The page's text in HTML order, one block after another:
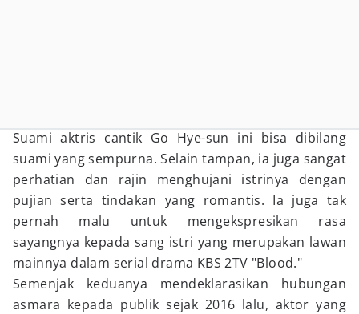
Suami aktris cantik Go Hye-sun ini bisa dibilang
suami yang sempurna. Selain tampan, ia juga sangat
perhatian dan rajin menghujani istrinya dengan
pujian serta tindakan yang romantis. Ia juga tak
pernah malu untuk mengekspresikan rasa
sayangnya kepada sang istri yang merupakan lawan
mainnya dalam serial drama KBS 2TV "Blood."
Semenjak keduanya mendeklarasikan hubungan
asmara kepada publik sejak 2016 lalu, aktor yang